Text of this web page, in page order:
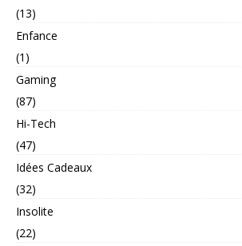
(13)
Enfance
(1)
Gaming
(87)
Hi-Tech
(47)
Idées Cadeaux
(32)
Insolite
(22)